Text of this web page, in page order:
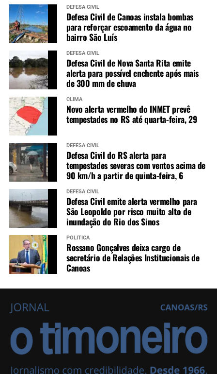
DEFESA CIVIL
Defesa Civil de Canoas instala bombas
para reforçar escoamento da água no
bairro São Luís
DEFESA CIVIL
Defesa Civil de Nova Santa Rita emite
alerta para possível enchente após mais
de 300 mm de chuva
CLIMA
Novo alerta vermelho do INMET prevê
tempestades no RS até quarta-feira, 29
DEFESA CIVIL
Defesa Civil do RS alerta para
tempestades severas com ventos acima de
90 km/h a partir de quinta-feira, 6
DEFESA CIVIL
Defesa Civil emite alerta vermelho para
São Leopoldo por risco muito alto de
inundação do Rio dos Sinos
POLÍTICA
Rossano Gonçalves deixa cargo de
secretário de Relações Institucionais de
Canoas